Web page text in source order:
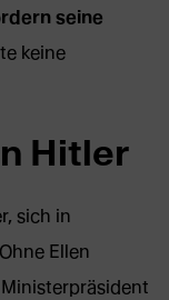
seine
keine
Hitler
sich in
Ellen